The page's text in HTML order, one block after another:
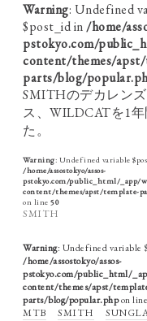
Warning: Undefined
$post_id in/home/
pstokyo.com/
content/themes/
parts/blog/
SMITHのデカレン
ス、WILDCATを1
た。
Warning: Undefined variable
/home/assostokyo/assos-
pstokyo.com/public_html/_app/
content/themes/apst/template-
on line 50
SMITH
Warning: Undefined variable
/home/assostokyo/assos-
pstokyo.com/public_html/
content/themes/apst/
parts/blog/popular.phpon line
MTB
SMITH